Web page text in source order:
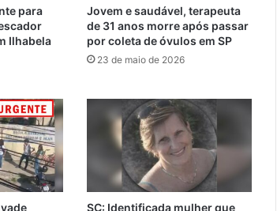
para
Ilhabela
Jovem e saudável, terapeuta
de 31 anos morre após passar
por coleta de óvulos em SP
23 de maio de 2026
SC: Identificada mulher que